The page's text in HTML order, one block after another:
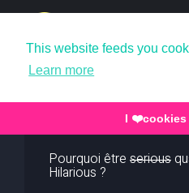
This website feeds you
Learn more
I ❤️cookies
Pourquoi être serious
Hilarious ?